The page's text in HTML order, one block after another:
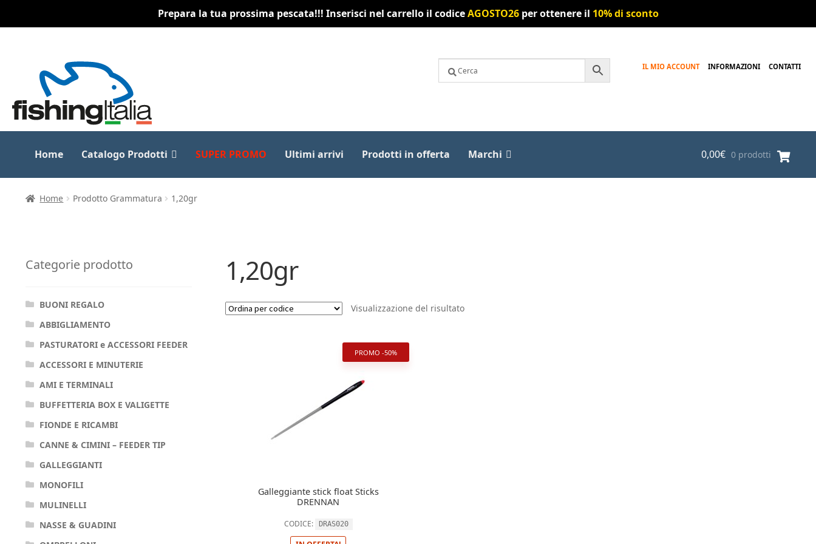
Prepara la tua prossima pescata!!! Inserisci nel carrello il codiceAGOSTO26per ottenere il 10% di sconto
navigazione
contenuto
IL MIO ACCOUNT INFORMAZIONI CONTATTI
Home Catalogo Prodotti SUPER PROMO Ultimi arrivi Prodotti in offerta Marchi 0,00€ 0 prodotti
Home Prodotto Grammatura 1,20gr
1,20gr
Visualizzazione del risultato
PROMO -50%
Galleggiante stick float Sticks
DRENNAN
CODICE: DRAS020
Categorie prodotto
BUONI REGALO
ABBIGLIAMENTO
PASTURATORI e ACCESSORI FEEDER
ACCESSORI E MINUTERIE
AMI E TERMINALI
BUFFETTERIA BOX E VALIGETTE
FIONDE E RICAMBI
CANNE & CIMINI – FEEDER TIP
GALLEGGIANTI
MONOFILI
MULINELLI
NASSE & GUADINI